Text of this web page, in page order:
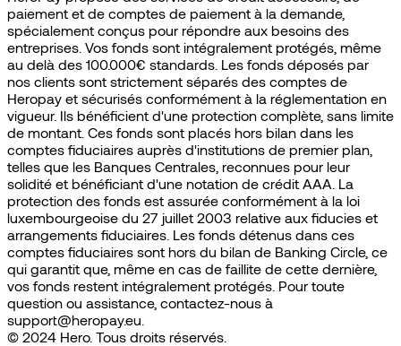
paiement et de comptes de paiement à la demande,
spécialement conçus pour répondre aux besoins des
entreprises. Vos fonds sont intégralement protégés, même
au delà des 100.000€ standards. Les fonds déposés par
nos clients sont strictement séparés des comptes de
Heropay et sécurisés conformément à la réglementation en
vigueur. Ils bénéficient d'une protection complète, sans limite
de montant. Ces fonds sont placés hors bilan dans les
comptes fiduciaires auprès d'institutions de premier plan,
telles que les Banques Centrales, reconnues pour leur
solidité et bénéficiant d'une notation de crédit AAA. La
protection des fonds est assurée conformément à la loi
luxembourgeoise du 27 juillet 2003 relative aux fiducies et
arrangements fiduciaires. Les fonds détenus dans ces
comptes fiduciaires sont hors du bilan de Banking Circle, ce
qui garantit que, même en cas de faillite de cette dernière,
vos fonds restent intégralement protégés. Pour toute
question ou assistance, contactez-nous à
support@heropay.eu.
© 2024 Hero. Tous droits réservés.